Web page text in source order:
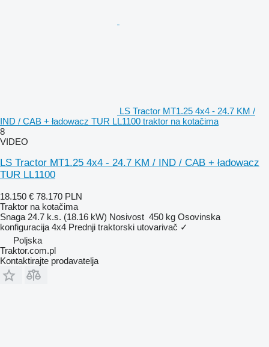
LS Tractor MT1.25 4x4 - 24.7 KM /
IND / CAB + ładowacz TUR LL1100 traktor na kotačima
8
VIDEO
LS Tractor MT1.25 4x4 - 24.7 KM / IND / CAB + ładowacz
TUR LL1100
18.150 € 78.170 PLN
Traktor na kotačima
Snaga 24.7 k.s. (18.16 kW) Nosivost 450 kg Osovinska
konfiguracija 4x4 Prednji traktorski utovarivač ✓
Poljska
Traktor.com.pl
Kontaktirajte prodavatelja